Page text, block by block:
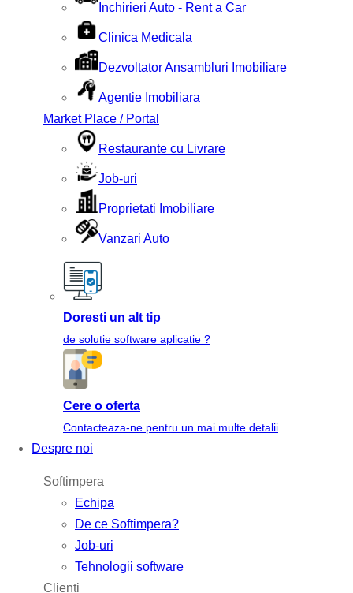
Inchirieri Auto - Rent a Car
Clinica Medicala
Dezvoltator Ansambluri Imobiliare
Agentie Imobiliara
Market Place / Portal
Restaurante cu Livrare
Job-uri
Proprietati Imobiliare
Vanzari Auto
Doresti un alt tip
de solutie software aplicatie ?
Cere o oferta
Contacteaza-ne pentru un mai multe detalii
Despre noi
Softimpera
Echipa
De ce Softimpera?
Job-uri
Tehnologii software
Clienti